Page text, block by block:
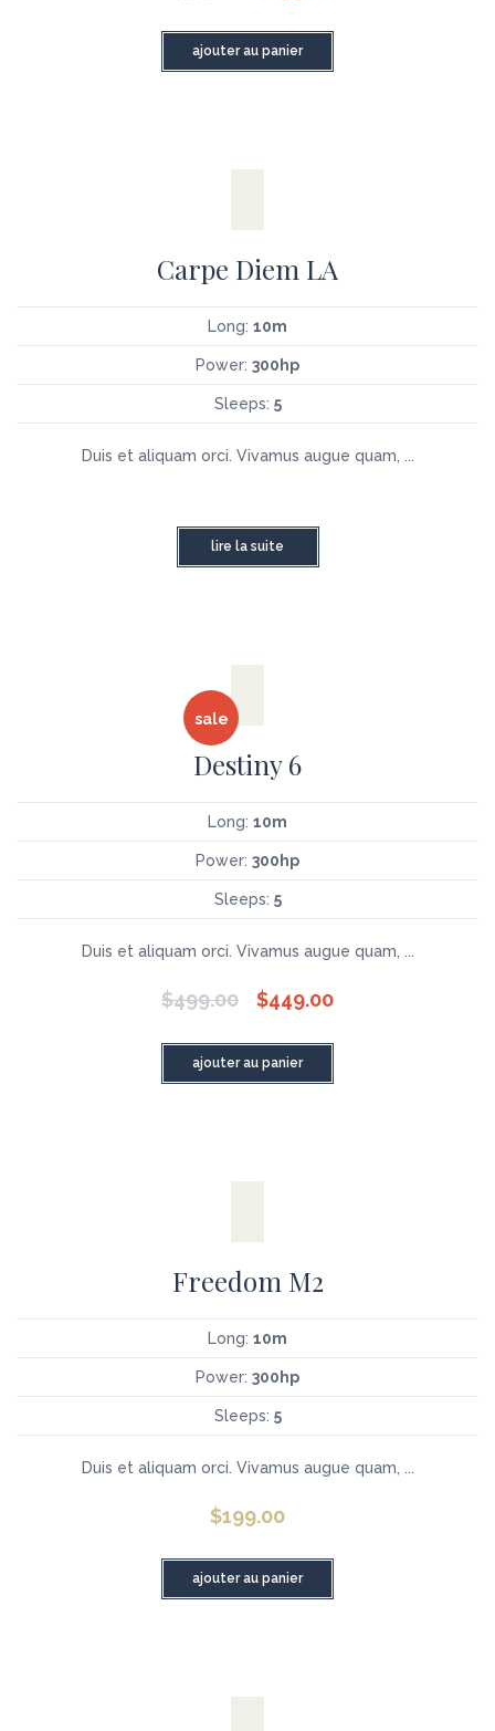
ajouter au panier
Carpe Diem LA
Long: 10m
Power: 300hp
Sleeps: 5
Duis et aliquam orci. Vivamus augue quam, ...
lire la suite
sale
Destiny 6
Long: 10m
Power: 300hp
Sleeps: 5
Duis et aliquam orci. Vivamus augue quam, ...
$499.00 $449.00
ajouter au panier
Freedom M2
Long: 10m
Power: 300hp
Sleeps: 5
Duis et aliquam orci. Vivamus augue quam, ...
$199.00
ajouter au panier